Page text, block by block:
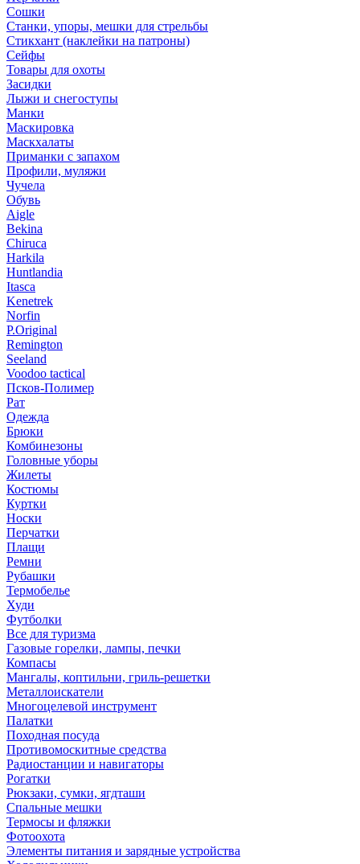
Сошки
Станки, упоры, мешки для стрельбы
Стикхант (наклейки на патроны)
Сейфы
Товары для охоты
Засидки
Лыжи и снегоступы
Манки
Маскировка
Маскхалаты
Приманки с запахом
Профили, муляжи
Чучела
Обувь
Aigle
Bekina
Chiruсa
Harkila
Huntlandia
Itasca
Kenetrek
Norfin
P.Original
Remington
Seeland
Voodoo tactical
Псков-Полимер
Рат
Одежда
Брюки
Комбинезоны
Головные уборы
Жилеты
Костюмы
Куртки
Носки
Перчатки
Плащи
Ремни
Рубашки
Термобелье
Худи
Футболки
Все для туризма
Газовые горелки, лампы, печки
Компасы
Мангалы, коптильни, гриль-решетки
Металлоискатели
Многоцелевой инструмент
Палатки
Походная посуда
Противомоскитные средства
Радиостанции и навигаторы
Рогатки
Рюкзаки, сумки, ягдташи
Спальные мешки
Термосы и фляжки
Фотоохота
Элементы питания и зарядные устройства